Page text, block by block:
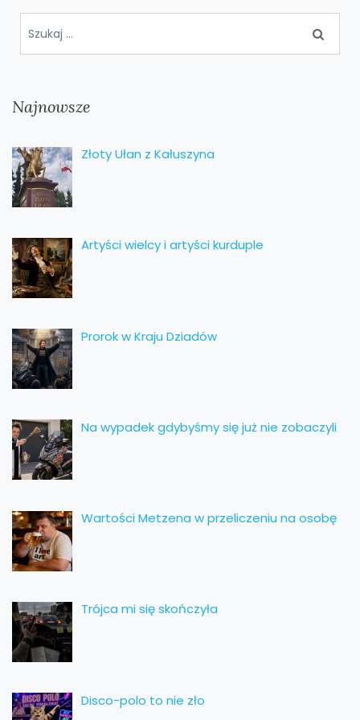
Najnowsze
Złoty Ułan z Kałuszyna
Artyści wielcy i artyści kurduple
Prorok w Kraju Dziadów
Na wypadek gdybyśmy się już nie zobaczyli
Wartości Metzena w przeliczeniu na osobę
Trójca mi się skończyła
Disco-polo to nie zło